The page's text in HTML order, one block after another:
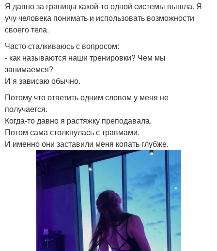
Я давно за границы какой-то одной системы вышла. Я
учу человека понимать и использовать возможности
своего тела.
Часто сталкиваюсь с вопросом:
- как называются наши тренировки? Чем мы
занимаемся?
И я зависаю обычно.
Потому что ответить одним словом у меня не
получается.
Когда-то давно я растяжку преподавала.
Потом сама столкнулась с травмами.
И именно они заставили меня копать глубже.